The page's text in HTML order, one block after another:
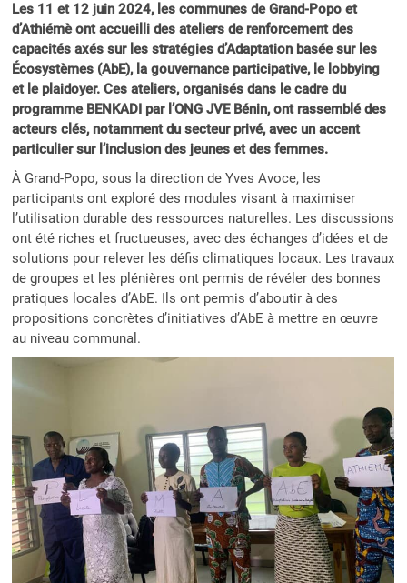
Les 11 et 12 juin 2024, les communes de Grand-Popo et
d’Athiémè ont accueilli des ateliers de renforcement des
capacités axés sur les stratégies d’Adaptation basée sur les
Écosystèmes (AbE), la gouvernance participative, le lobbying
et le plaidoyer. Ces ateliers, organisés dans le cadre du
programme BENKADI par l’ONG JVE Bénin, ont rassemblé des
acteurs clés, notamment du secteur privé, avec un accent
particulier sur l’inclusion des jeunes et des femmes.
À Grand-Popo, sous la direction de Yves Avoce, les
participants ont exploré des modules visant à maximiser
l’utilisation durable des ressources naturelles. Les discussions
ont été riches et fructueuses, avec des échanges d’idées et de
solutions pour relever les défis climatiques locaux. Les travaux
de groupes et les plénières ont permis de révéler des bonnes
pratiques locales d’AbE. Ils ont permis d’aboutir à des
propositions concrètes d’initiatives d’AbE à mettre en œuvre
au niveau communal.